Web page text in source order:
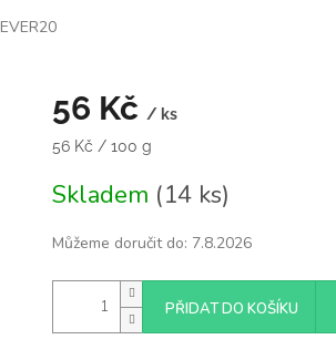
EVER20
56 Kč / ks
Měrná
56 Kč / 100 g
Skladem (14 ks)
Můžeme doručit do: 7.8.2026
PŘIDAT DO KOŠÍKU